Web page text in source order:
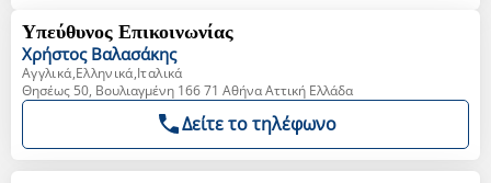
Υπεύθυνος Επικοινωνίας
Χρήστος Βαλασάκης
Αγγλικά,Ελληνικά,Ιταλικά
Θησέως 50, Βουλιαγμένη 166 71 Αθήνα Αττική Ελλάδα
Δείτε το τηλέφωνο